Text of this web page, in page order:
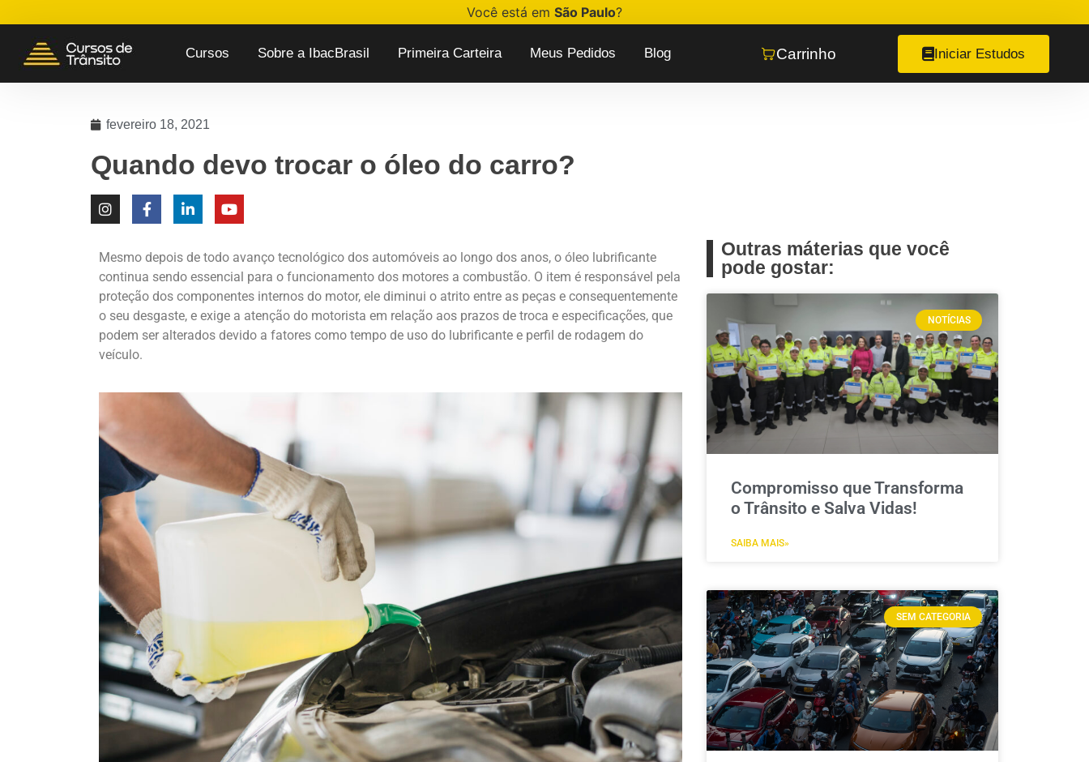
Você está em São Paulo?
Cursos Sobre a IbacBrasil Primeira Carteira Meus Pedidos Blog Carrinho Iniciar Estudos
fevereiro 18, 2021
Quando devo trocar o óleo do carro?
Mesmo depois de todo avanço tecnológico dos automóveis ao longo dos anos, o óleo lubrificante
continua sendo essencial para o funcionamento dos motores a combustão. O item é responsável pela
proteção dos componentes internos do motor, ele diminui o atrito entre as peças e consequentemente
o seu desgaste, e exige a atenção do motorista em relação aos prazos de troca e especificações, que
podem ser alterados devido a fatores como tempo de uso do lubrificante e perfil de rodagem do
veículo.
Outras máterias que você
pode gostar:
NOTÍCIAS
Compromisso que Transforma
o Trânsito e Salva Vidas!
SAIBA MAIS»
SEM CATEGORIA